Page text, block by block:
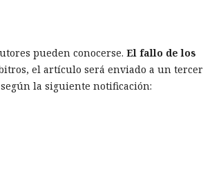
pueden conocerse. El fallo de los
el artículo será enviado a un tercer
la siguiente notificación: